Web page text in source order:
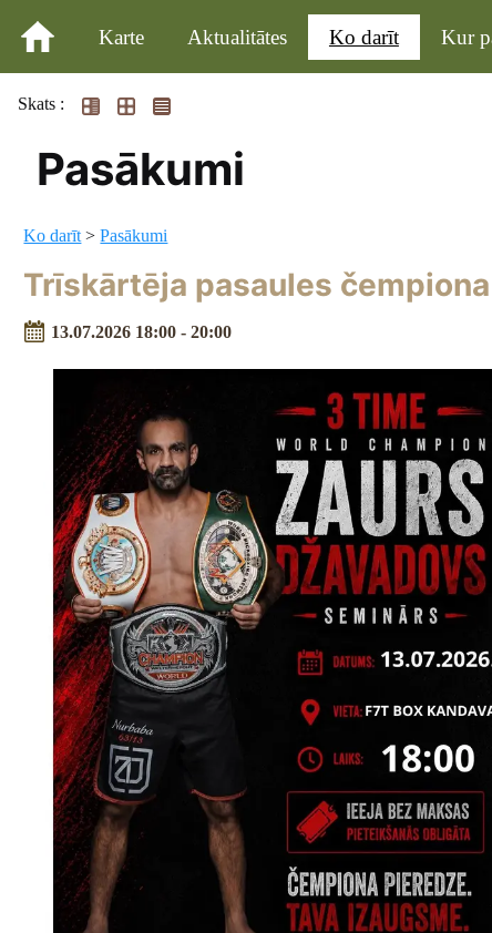
Karte Aktualitātes Ko darīt Kur
Skats :
Pasākumi
Ko darīt >Pasākumi
Trīskārtēja pasaules
13.07.2026 18:00 - 20:00